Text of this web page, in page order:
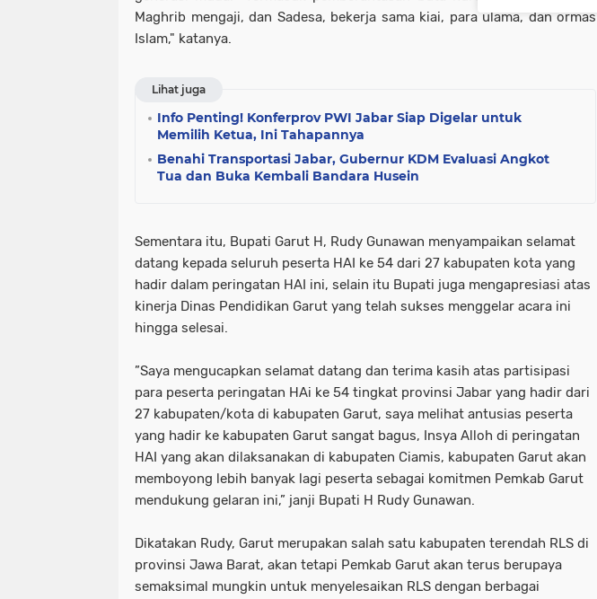
Maghrib mengaji, dan Sadesa, bekerja sama kiai, para ulama, dan ormas
Islam," katanya.
Lihat juga
Info Penting! Konferprov PWI Jabar Siap Digelar untuk
Memilih Ketua, Ini Tahapannya
Benahi Transportasi Jabar, Gubernur KDM Evaluasi Angkot
Tua dan Buka Kembali Bandara Husein
Sementara itu, Bupati Garut H, Rudy Gunawan menyampaikan selamat
datang kepada seluruh peserta HAI ke 54 dari 27 kabupaten kota yang
hadir dalam peringatan HAI ini, selain itu Bupati juga mengapresiasi atas
kinerja Dinas Pendidikan Garut yang telah sukses menggelar acara ini
hingga selesai.
”Saya mengucapkan selamat datang dan terima kasih atas partisipasi
para peserta peringatan HAi ke 54 tingkat provinsi Jabar yang hadir dari
27 kabupaten/kota di kabupaten Garut, saya melihat antusias peserta
yang hadir ke kabupaten Garut sangat bagus, Insya Alloh di peringatan
HAI yang akan dilaksanakan di kabupaten Ciamis, kabupaten Garut akan
memboyong lebih banyak lagi peserta sebagai komitmen Pemkab Garut
mendukung gelaran ini,” janji Bupati H Rudy Gunawan.
Dikatakan Rudy, Garut merupakan salah satu kabupaten terendah RLS di
provinsi Jawa Barat, akan tetapi Pemkab Garut akan terus berupaya
semaksimal mungkin untuk menyelesaikan RLS dengan berbagai